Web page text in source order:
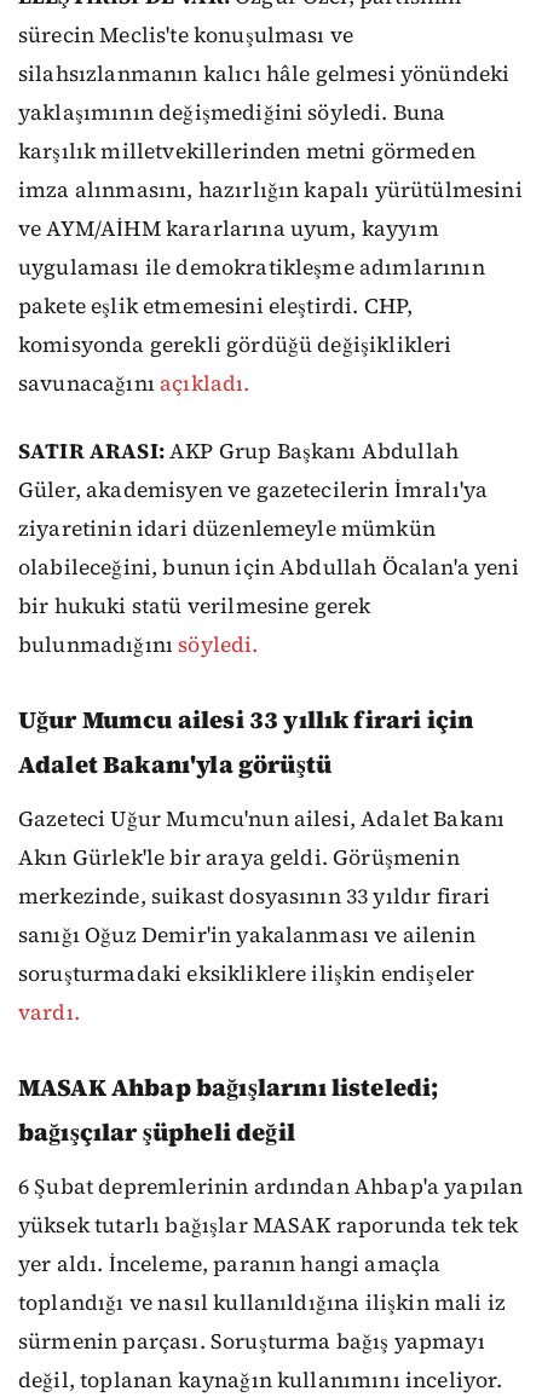
sürecin Meclis'te konuşulması ve
silahsızlanmanın kalıcı hâle gelmesi yönündeki
yaklaşımının değişmediğini söyledi. Buna
karşılık milletvekillerinden metni görmeden
imza alınmasını, hazırlığın kapalı yürütülmesini
ve AYM/AİHM kararlarına uyum, kayyım
uygulaması ile demokratikleşme adımlarının
pakete eşlik etmemesini eleştirdi. CHP,
komisyonda gerekli gördüğü değişiklikleri
savunacağını açıkladı.
SATIR ARASI:AKP Grup Başkanı Abdullah
Güler, akademisyen ve gazetecilerin İmralı'ya
ziyaretinin idari düzenlemeyle mümkün
olabileceğini, bunun için Abdullah Öcalan'a yeni
bir hukuki statü verilmesine gerek
bulunmadığınısöyledi.
Uğur Mumcu ailesi 33 yıllık firari için
Adalet Bakanı'yla görüştü
Gazeteci Uğur Mumcu'nun ailesi, Adalet Bakanı
Akın Gürlek'le bir araya geldi. Görüşmenin
merkezinde, suikast dosyasının 33 yıldır firari
sanığı Oğuz Demir'in yakalanması ve ailenin
soruşturmadaki eksikliklere ilişkin endişeler
vardı.
MASAK Ahbap bağışlarını listeledi;
bağışçılar şüpheli değil
6 Şubat depremlerinin ardından Ahbap'a yapılan
yüksek tutarlı bağışlar MASAK raporunda tek tek
yer aldı. İnceleme, paranın hangi amaçla
toplandığı ve nasıl kullanıldığına ilişkin mali iz
sürmenin parçası. Soruşturma bağış yapmayı
değil, toplanan kaynağın kullanımını inceliyor.